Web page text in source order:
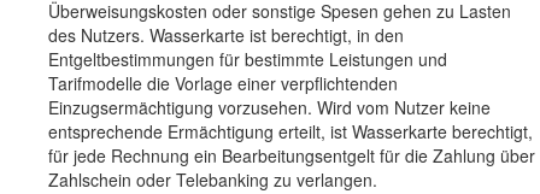
Überweisungskosten oder sonstige Spesen gehen zu Lasten
des Nutzers. Wasserkarte ist berechtigt, in den
Entgeltbestimmungen für bestimmte Leistungen und
Tarifmodelle die Vorlage einer verpflichtenden
Einzugsermächtigung vorzusehen. Wird vom Nutzer keine
entsprechende Ermächtigung erteilt, ist Wasserkarte berechtigt,
für jede Rechnung ein Bearbeitungsentgelt für die Zahlung über
Zahlschein oder Telebanking zu verlangen.